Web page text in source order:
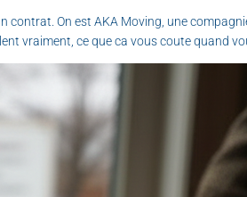
contrat. On est AKA Moving, une
vraiment, ce que ca vous coute quand